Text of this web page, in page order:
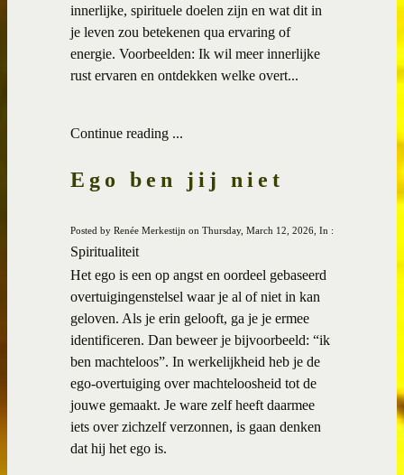
innerlijke, spirituele doelen zijn en wat dit in
je leven zou betekenen qua ervaring of
energie. Voorbeelden: Ik wil meer innerlijke
rust ervaren en ontdekken welke overt...
Continue reading ...
Ego ben jij niet
Posted by Renée Merkestijn on Thursday, March 12, 2026, In :
Spiritualiteit
Het ego is een op angst en oordeel gebaseerd
overtuigingenstelsel waar je al of niet in kan
geloven. Als je erin gelooft, ga je je ermee
identificeren. Dan beweer je bijvoorbeeld: “ik
ben machteloos”. In werkelijkheid heb je de
ego-overtuiging over machteloosheid tot de
jouwe gemaakt. Je ware zelf heeft daarmee
iets over zichzelf verzonnen, is gaan denken
dat hij het ego is.